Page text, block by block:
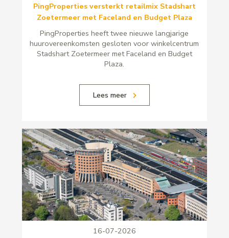
PingProperties versterkt retailmix Stadshart
Zoetermeer met Faceland en Budget Plaza
PingProperties heeft twee nieuwe langjarige
huurovereenkomsten gesloten voor winkelcentrum
Stadshart Zoetermeer met Faceland en Budget
Plaza.
Lees meer
16-07-2026